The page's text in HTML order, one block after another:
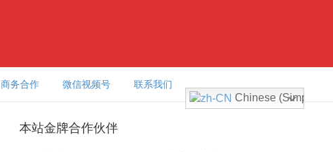
商务合作 微信视频号 联系我们
Chinese
本站金牌合作伙伴